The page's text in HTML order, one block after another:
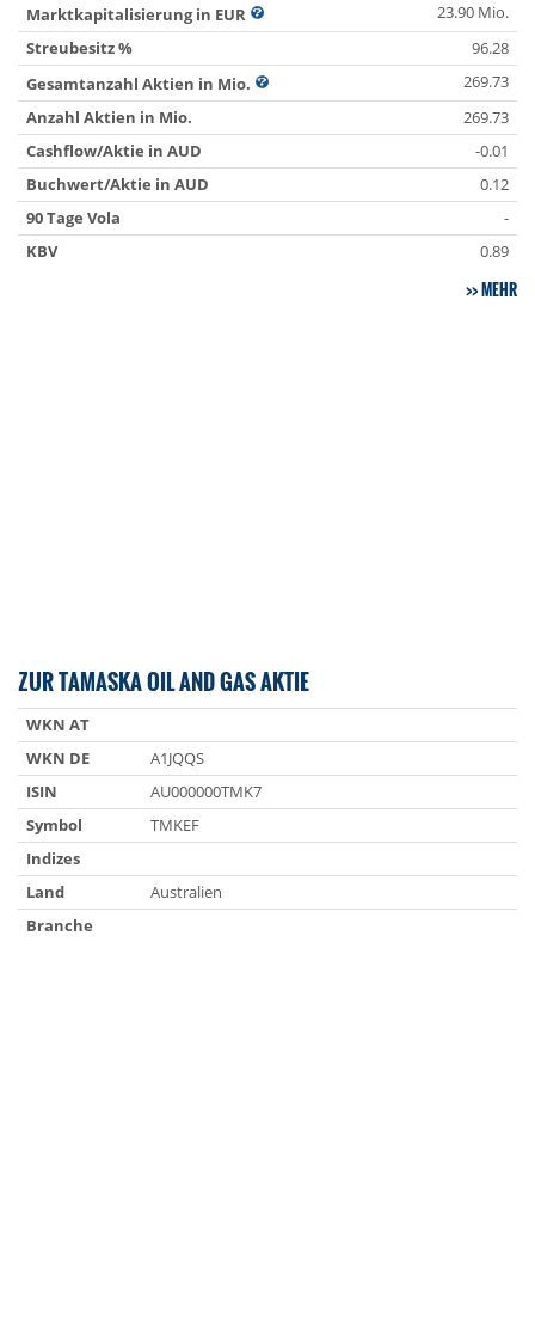
Marktkapitalisierung in EUR
23.90 Mio.
Streubesitz %
96.28
Gesamtanzahl Aktien in Mio.
269.73
Anzahl Aktien in Mio.
269.73
Cashflow/Aktie in AUD
-0.01
Buchwert/Aktie in AUD
0.12
90 Tage Vola
-
KBV
0.89
MEHR
ZUR TAMASKA OIL AND GAS AKTIE
WKN AT
WKN DE
A1JQQS
ISIN
AU000000TMK7
Symbol
TMKEF
Indizes
Land
Australien
Branche